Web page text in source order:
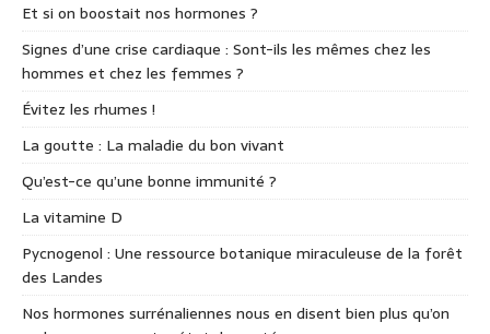
Et si on boostait nos hormones ?
Signes d’une crise cardiaque : Sont-ils les mêmes chez les
hommes et chez les femmes ?
Évitez les rhumes !
La goutte : La maladie du bon vivant
Qu’est-ce qu’une bonne immunité ?
La vitamine D
Pycnogenol : Une ressource botanique miraculeuse de la forêt
des Landes
Nos hormones surrénaliennes nous en disent bien plus qu’on